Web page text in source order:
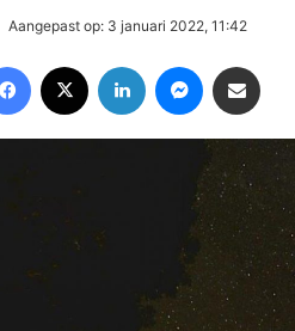
Aangepast op: 3 januari 2022, 11:42